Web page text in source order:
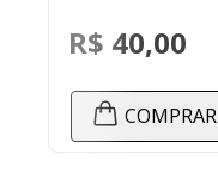
R$ 40,00
COMPRAR